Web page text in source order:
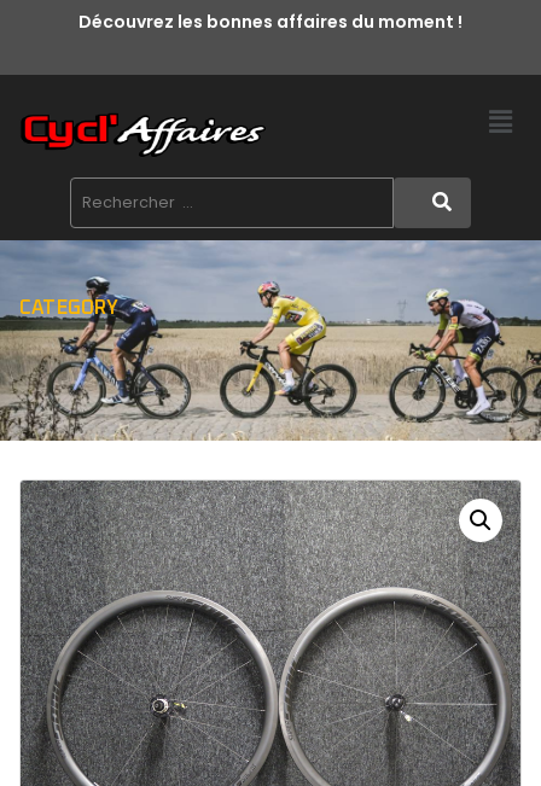
Découvrez les bonnes affaires du moment !
CATEGORY